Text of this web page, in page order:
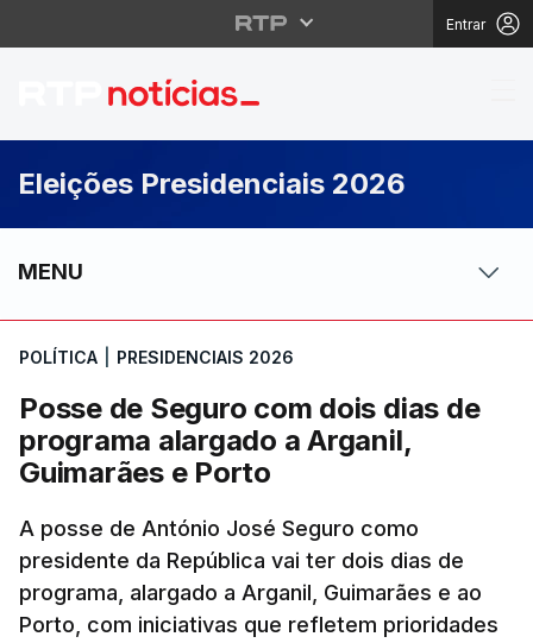
Entrar
Posse de Seguro
Eleições Presidenciais 2026
MENU
POLÍTICA PRESIDENCIAIS 2026
Posse de Seguro com dois dias de
programa alargado a Arganil,
Guimarães e Porto
A posse de António José Seguro como
presidente da República vai ter dois dias de
programa, alargado a Arganil, Guimarães e ao
Porto, com iniciativas que refletem prioridades